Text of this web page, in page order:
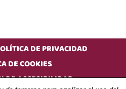
DE PRIVACIDAD
DE COOKIES
DE ACCESIBILIDAD